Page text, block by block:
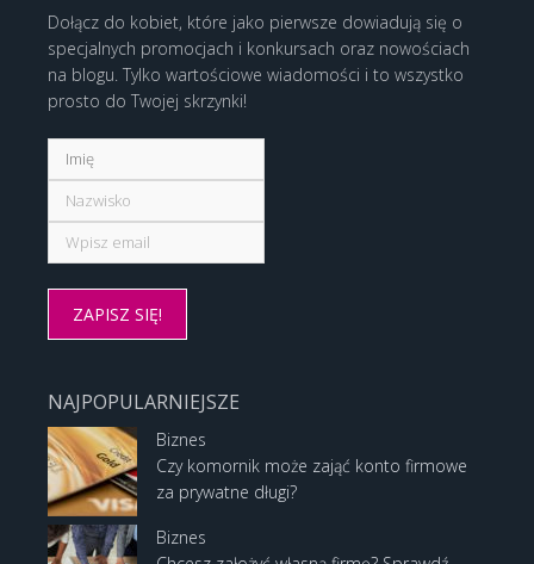
Dołącz do kobiet, które jako pierwsze dowiadują się o
specjalnych promocjach i konkursach oraz nowościach
na blogu. Tylko wartościowe wiadomości i to wszystko
prosto do Twojej skrzynki!
NAJPOPULARNIEJSZE
Biznes
Czy komornik może zająć konto firmowe
za prywatne długi?
Biznes